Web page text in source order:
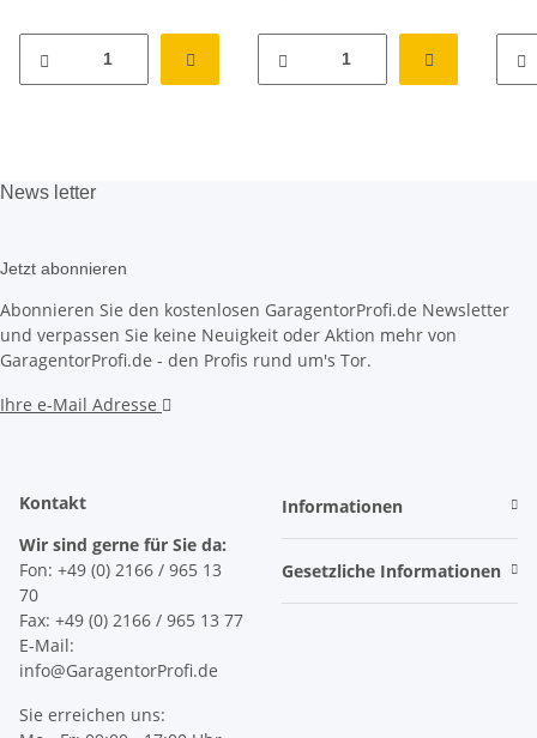
News letter
Jetzt abonnieren
Abonnieren Sie den kostenlosen GaragentorProfi.de Newsletter
und verpassen Sie keine Neuigkeit oder Aktion mehr von
GaragentorProfi.de - den Profis rund um's Tor.
Ihre e-Mail Adresse
Kontakt
Wir sind gerne für Sie da:
Fon: +49 (0) 2166 / 965 13
70
Fax: +49 (0) 2166 / 965 13 77
E-Mail:
info@GaragentorProfi.de
Sie erreichen uns:
Informationen
Gesetzliche Informationen